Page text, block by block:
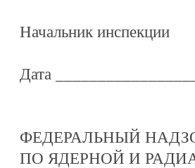
Начальник инспекции
Дата
ФЕДЕРАЛЬНЫЙ
ПО ЯДЕРНОЙ И